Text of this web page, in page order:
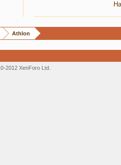
Athlon
2012 XenForo Ltd.